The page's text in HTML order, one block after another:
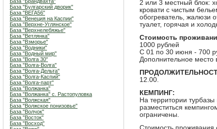
База "Булгарский дворик"
База "ВЕГА56"
База "Венеция на Каспии"
База "Верхне-Углянское"
База "Верхнелебяжье"
База "Ветлянка"
База "Взморье"
База "Водники"
База "Водный мир"
База "Волга 30"
База "Волга-Волга"
База "Волга-Дельта"
База "Волга-Каспий"
База "Волга-парт"
База "Волжанка"
База "Волжанка" с. Растопуловка
База "Волжская"
База "Волжское понизовье"
База "Волчок"
База "Восток"
База "Восход"
2 или 3 местный блок:
кровати с чистым
обогреватель, жалюзи
туалет, горячая и
Стоимость
1000 рублей
С 01 по 30 июня - 700
Дополнительное место
12.00.
КЕМПИНГ:
На территории
разместиться
ограничены.